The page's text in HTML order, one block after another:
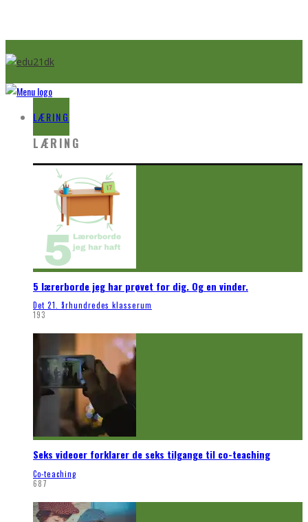
LÆRING
LÆRING
5 lærerborde jeg har prøvet for dig. Og en vinder.
Det 21. århundredes klasserum
193
Seks videoer forklarer de seks tilgange til co-teaching
Co-teaching
687